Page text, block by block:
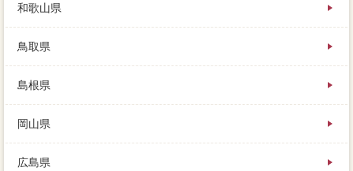
和歌山県
鳥取県
島根県
岡山県
広島県